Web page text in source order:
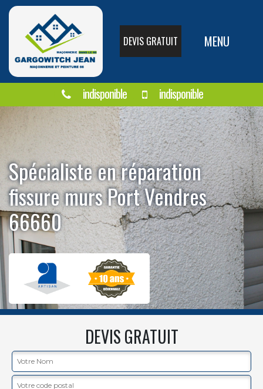
DEVIS GRATUIT MENU
indisponible indisponible
Spécialiste en réparation
fissure murs Port Vendres
66660
DEVIS GRATUIT